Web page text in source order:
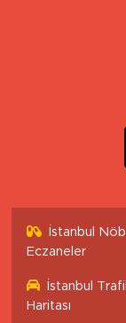
İstanbul
Eczaneler
İstanbul
Haritası